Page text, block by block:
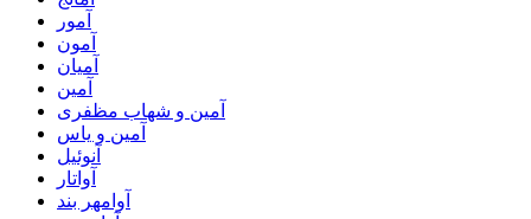
آمور
آمون
آمیان
آمین
آمین و شهاب مظفری
آمین و یاس
آنوئیل
آواتار
آوامهر بند